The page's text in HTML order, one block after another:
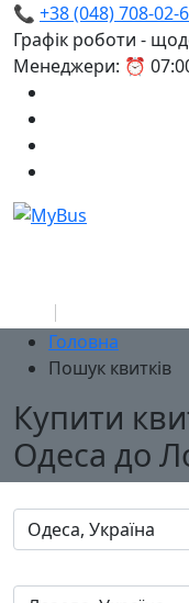
📞 +38 (048) 708-02-
Графік роботи -
Менеджери: ⏰
Головна
Пошук квитків
Купити
Одеса до